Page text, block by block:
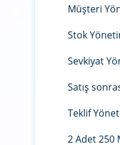
Müşteri
Stok
Sevkiyat
Satış
Teklif
2 Adet 250